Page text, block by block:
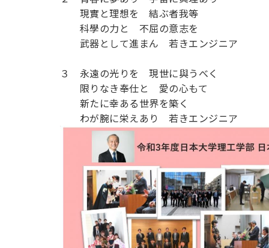
現實と理想を 結ぶ者我等
科學の力と 不屈の意志を
武器として進まん 若きエンジニア
３ 永遠の光りを 現世に與うべく
限りなき奉仕と 愛の心もて
新たに幸ある世界を築く
わが腕に栄えあり 若きエンジニア